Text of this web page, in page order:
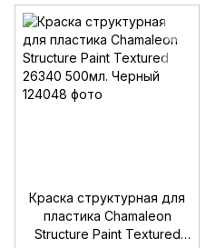
Краска структурная для
пластика Chamaleon
Structure Paint Textured